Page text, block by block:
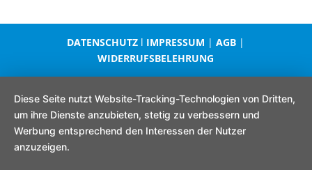
DATENSCHUTZ l IMPRESSUM |AGB |
WIDERRUFSBELEHRUNG
Diese Seite nutzt Website-Tracking-Technologien von Dritten,
um ihre Dienste anzubieten, stetig zu verbessern und
Werbung entsprechend den Interessen der Nutzer
anzuzeigen.